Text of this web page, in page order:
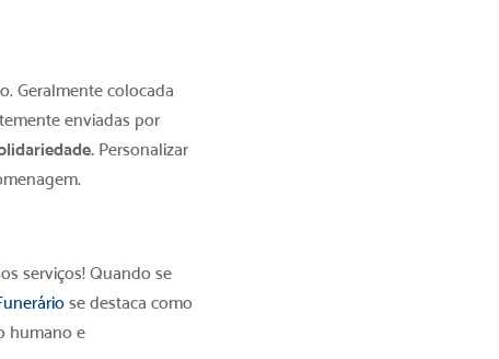
Geralmente colocada
enviadas por
Personalizar
serviços! Quando se
se destaca como
humano e